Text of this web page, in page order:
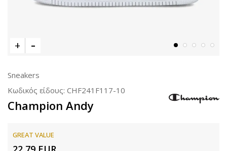
Sneakers
Κωδικός είδους: CHF241F117-10
Champion Andy
GREAT VALUE